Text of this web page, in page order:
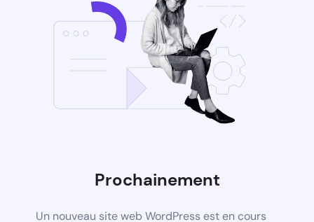
Prochainement
Un nouveau site web WordPress est en cours